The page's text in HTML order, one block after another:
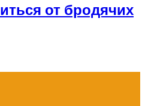
от бродячих